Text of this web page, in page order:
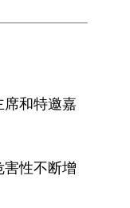
席和特邀嘉
性不断增